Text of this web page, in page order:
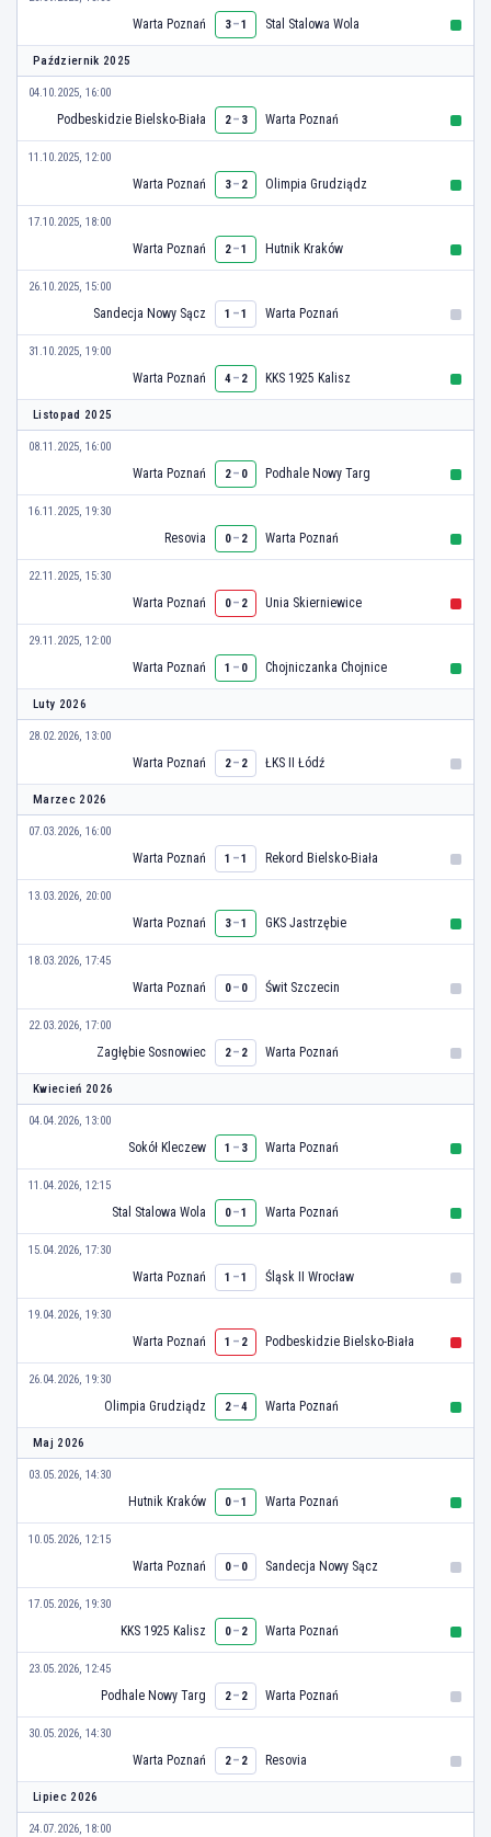
Warta Poznań 3–1 Stal Stalowa Wola
Październik 2025
04.10.2025, 16:00
Podbeskidzie Bielsko-Biała 2– 3 Warta Poznań
11.10.2025, 12:00
Warta Poznań 3– 2 Olimpia Grudziądz
17.10.2025, 18:00
Warta Poznań 2–1 Hutnik Kraków
26.10.2025, 15:00
Sandecja Nowy Sącz 1 –1 Warta Poznań
31.10.2025, 19:00
Warta Poznań 4– 2 KKS 1925 Kalisz
Listopad 2025
08.11.2025, 16:00
Warta Poznań 2– 0 Podhale Nowy Targ
16.11.2025, 19:30
Resovia 0– 2 Warta Poznań
22.11.2025, 15:30
Warta Poznań 0– 2 Unia Skierniewice
29.11.2025, 12:00
Warta Poznań 1 – 0 Chojniczanka Chojnice
Luty 2026
28.02.2026, 13:00
Warta Poznań 2– 2 ŁKS II Łódź
Marzec 2026
07.03.2026, 16:00
Warta Poznań 1 –1 Rekord Bielsko-Biała
13.03.2026, 20:00
Warta Poznań 3–1 GKS Jastrzębie
18.03.2026, 17:45
Warta Poznań 0– 0 Świt Szczecin
22.03.2026, 17:00
Zagłębie Sosnowiec 2– 2 Warta Poznań
Kwiecień 2026
04.04.2026, 13:00
Sokół Kleczew 1 – 3 Warta Poznań
11.04.2026, 12:15
Stal Stalowa Wola 0–1 Warta Poznań
15.04.2026, 17:30
Warta Poznań 1 –1 Śląsk II Wrocław
19.04.2026, 19:30
Warta Poznań 1 – 2 Podbeskidzie Bielsko-Biała
26.04.2026, 19:30
Olimpia Grudziądz 2–4 Warta Poznań
Maj 2026
03.05.2026, 14:30
Hutnik Kraków 0–1 Warta Poznań
10.05.2026, 12:15
Warta Poznań 0– 0 Sandecja Nowy Sącz
17.05.2026, 19:30
KKS 1925 Kalisz 0– 2 Warta Poznań
23.05.2026, 12:45
Podhale Nowy Targ 2– 2 Warta Poznań
30.05.2026, 14:30
Warta Poznań 2– 2 Resovia
Lipiec 2026
24.07.2026, 18:00